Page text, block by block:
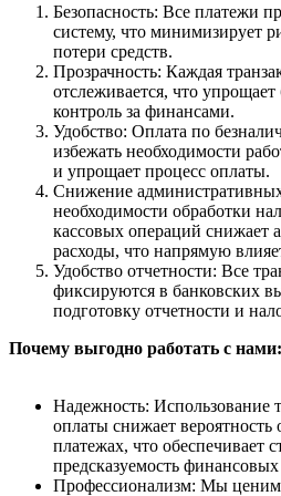
Безопасность: Все платежи
систему, что минимизирует
потери средств.
Прозрачность: Каждая
отслеживается, что упрощает
контроль за финансами.
Удобство: Оплата по
избежать необходимости
и упрощает процесс оплаты.
Снижение административных
необходимости обработки
кассовых операций снижает
расходы, что напрямую
Удобство отчетности: Все
фиксируются в банковских
подготовку отчетности и
Почему выгодно работать с нами:
Надежность: Использование
оплаты снижает
платежах, что обеспечивает
предсказуемость
Профессионализм: Мы ценим